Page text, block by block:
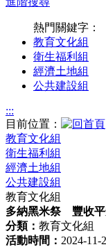
熱門關鍵字：
教育文化組
衛生福利組
經濟土地組
公共建設組
:::
目前位置：
教育文化組
衛生福利組
經濟土地組
公共建設組
教育文化組
多納黑米祭 豐收平
分類： 教育文化組
活動時間： 2024-11-